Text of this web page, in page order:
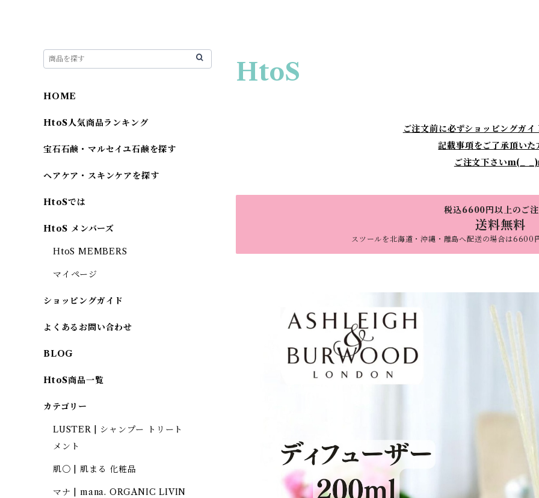
HtoS
ご注文前に必ずショッピングガ
記載事項をご了承頂いた
ご注文下さいm(_
税込6600円以上のご
送料無料
スツールを北海道・沖縄・離島へ配送の場合は6600
HOME
HtoS人気商品ランキング
宝石石鹸・マルセイユ石鹸を探す
ヘアケア・スキンケアを探す
HtoSでは
HtoS メンバーズ
HtoS MEMBERS
マイページ
ショッピングガイド
よくあるお問い合わせ
BLOG
HtoS商品一覧
カテゴリー
LUSTER | シャンプー トリート
メント
肌〇 | 肌まる 化粧品
マナ | mana. ORGANIC LIVIN